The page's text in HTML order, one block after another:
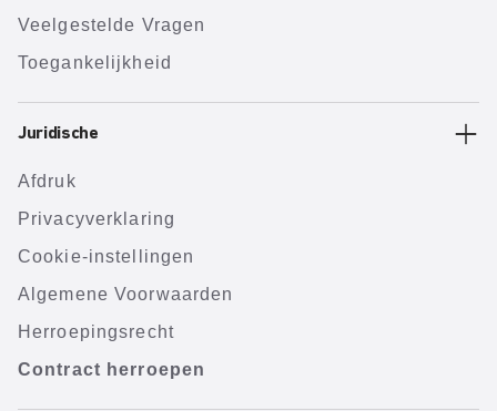
Veelgestelde Vragen
Toegankelijkheid
Juridische
Afdruk
Privacyverklaring
Cookie-instellingen
Algemene Voorwaarden
Herroepingsrecht
Contract herroepen